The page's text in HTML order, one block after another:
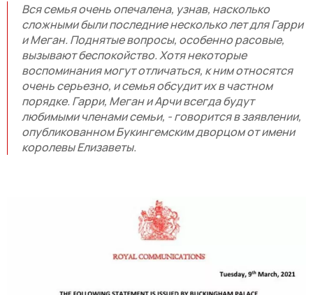
Вся семья очень опечалена, узнав, насколько
сложными были последние несколько лет для Гарри
и Меган. Поднятые вопросы, особенно расовые,
вызывают беспокойство. Хотя некоторые
воспоминания могут отличаться, к ним относятся
очень серьезно, и семья обсудит их в частном
порядке. Гарри, Меган и Арчи всегда будут
любимыми членами семьи, - говорится в заявлении,
опубликованном Букингемским дворцом от имени
королевы Елизаветы.